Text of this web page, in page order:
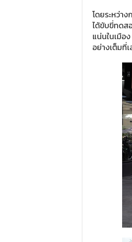
โดยระหว่า
ได้ขับขี่ทดส
แน่นในเมือ
อย่างเต็มที่